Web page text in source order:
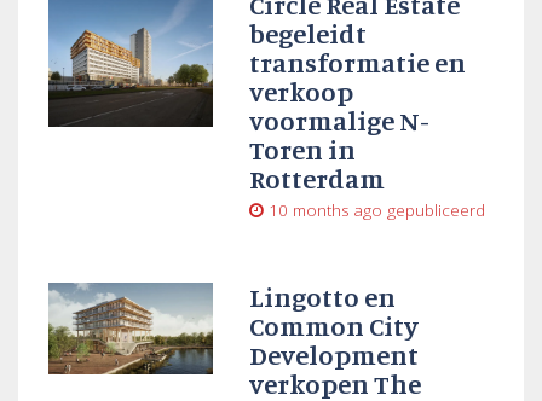
begeleidt
transformatie en
verkoop
voormalige N-
Toren in
Rotterdam
10 months ago gepubliceerd
Lingotto en
Common City
Development
verkopen The